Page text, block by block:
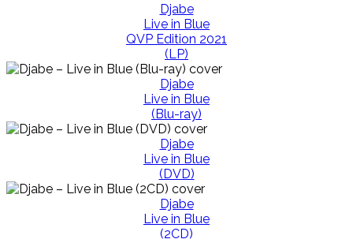
Djabe
Live in Blue
QVP Edition 2021
(LP)
Djabe
Live in Blue
(Blu-ray)
Djabe
Live in Blue
(DVD)
Djabe
Live in Blue
(2CD)